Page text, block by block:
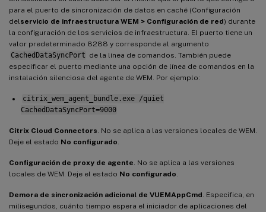
para el puerto de sincronización de datos en caché (Configuración
del servicio de infraestructura WEM > Configuración de red) durante
la configuración de los servicios de infraestructura. El puerto tiene un
valor predeterminado 8288 y corresponde al argumento
CachedDataSyncPort de la línea de comandos. También puede
especificar el puerto mediante una opción de línea de comandos en la
instalación silenciosa del agente de WEM. Por ejemplo:
citrix_wem_agent_bundle.exe /quiet
CachedDataSyncPort=9000
Citrix Cloud Connectors . No se aplica a las versiones locales de WEM.
Deje el estado No configurado
Configuración de proxy de agente . No se aplica a las versiones
locales de WEM. Deje el estado No configurado
Demora de sincronización adicional de VUEMAppCmd . Especifica, en
milisegundos, cuánto tiempo espera el iniciador de aplicaciones del